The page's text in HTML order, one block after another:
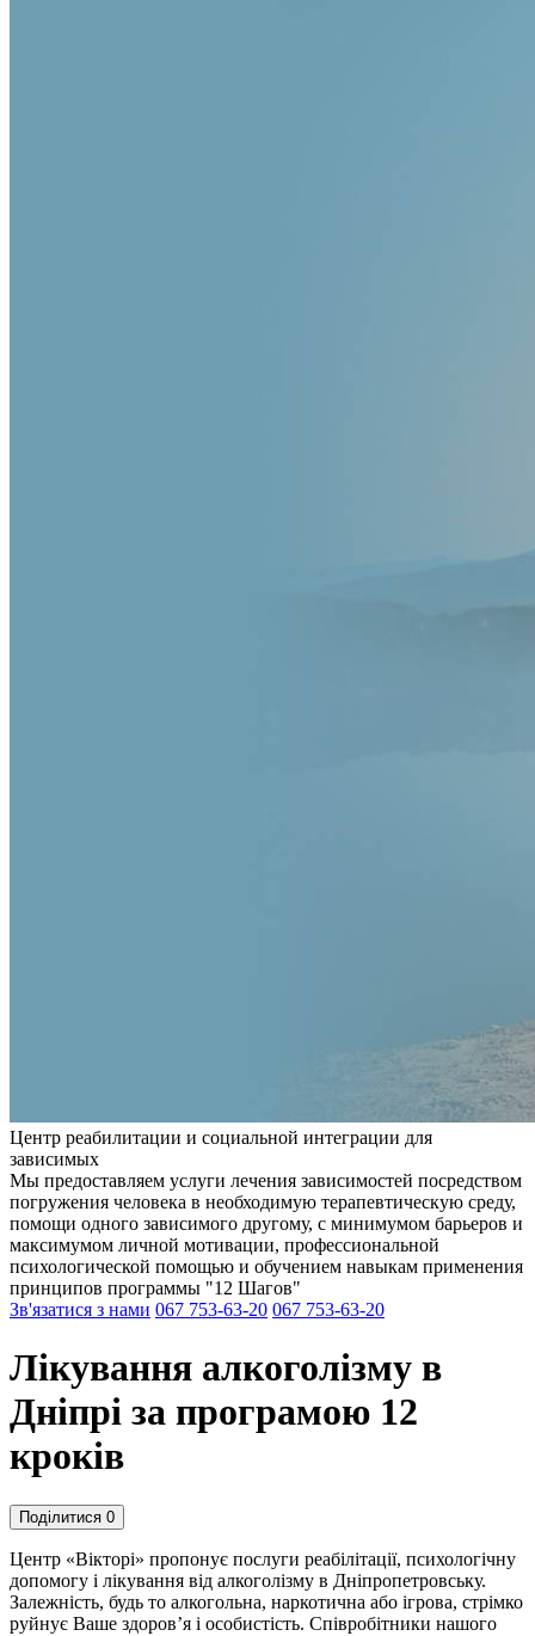
Центр реабилитации и социальной интеграции для
зависимых
Мы предоставляем услуги лечения зависимостей посредством
погружения человека в необходимую терапевтическую среду,
помощи одного зависимого другому, с минимумом барьеров и
максимумом личной мотивации, профессиональной
психологической помощью и обучением навыкам применения
принципов программы "12 Шагов"
Зв'язатися з нами 067 753-63-20 067 753-63-20
Лікування алкоголізму в
Дніпрі за програмою 12
кроків
Поділитися 0
Центр «Вікторі» пропонує послуги реабілітації, психологічну
допомогу і лікування від алкоголізму в Дніпропетровську.
Залежність, будь то алкогольна, наркотична або ігрова, стрімко
руйнує Ваше здоров’я і особистість. Співробітники нашого